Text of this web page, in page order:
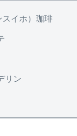
イホ）珈琲
リン